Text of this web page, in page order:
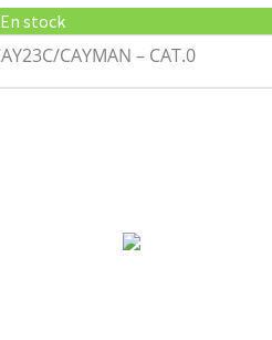
En stock
CAYMAN – CAT.0